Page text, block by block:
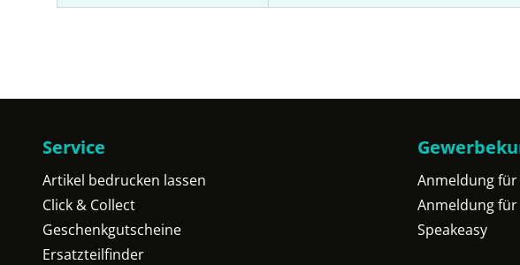
Service
Artikel bedrucken lassen
Click & Collect
Geschenkgutscheine
Ersatzteilfinder
Anmeldung
Anmeldung
Speakeasy